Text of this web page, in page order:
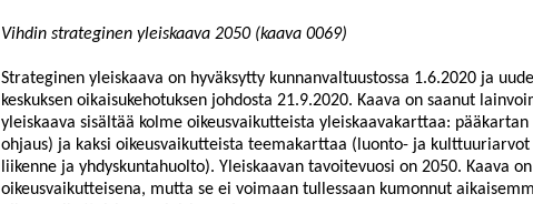
Vihdin strateginen yleiskaava 2050 (kaava 0069)
Strateginen yleiskaava on hyväksytty kunnanvaltuustossa 1.6.2020 ja
keskuksen oikaisukehotuksen johdosta 21.9.2020. Kaava on saanut
yleiskaava sisältää kolme oikeusvaikutteista yleiskaavakarttaa:
ohjaus) ja kaksi oikeusvaikutteista teemakarttaa (luonto- ja kulttuuriarvot
liikenne ja yhdyskuntahuolto). Yleiskaavan tavoitevuosi on 2050. Kaava
oikeusvaikutteisena, mutta se ei voimaan tullessaan kumonnut